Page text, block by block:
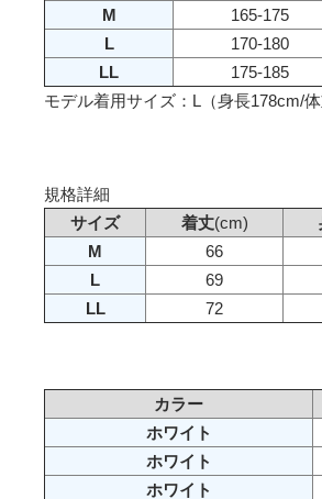
M
165-175
L
170-180
LL
175-185
モデル着用サイズ：L（身長178cm/体
規格詳細
サイズ
着丈(cm)
M
66
L
69
LL
72
カラー
ホワイト
ホワイト
ホワイト